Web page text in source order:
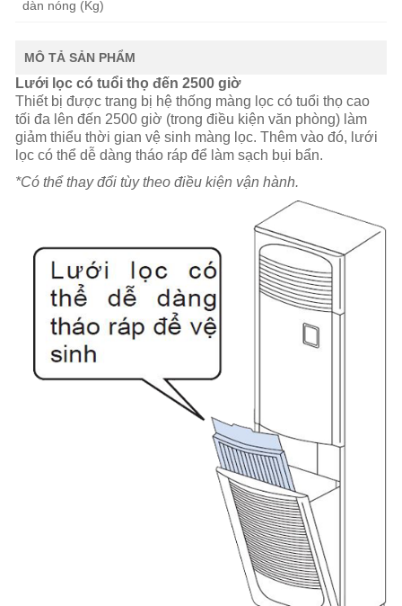
dàn nóng (Kg)
MÔ TẢ SẢN PHẨM
Lưới lọc có tuổi thọ đến 2500 giờ
Thiết bị được trang bị hệ thống màng lọc có tuổi thọ cao
tối đa lên đến 2500 giờ (trong điều kiện văn phòng) làm
giảm thiểu thời gian vệ sinh màng lọc. Thêm vào đó, lưới
lọc có thể dễ dàng tháo ráp để làm sạch bụi bẩn.
*Có thể thay đổi tùy theo điều kiện vận hành.